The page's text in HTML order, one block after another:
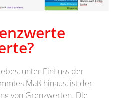
unter Einfluss der
Maß hinaus, ist der
von Grenzwerten. Die